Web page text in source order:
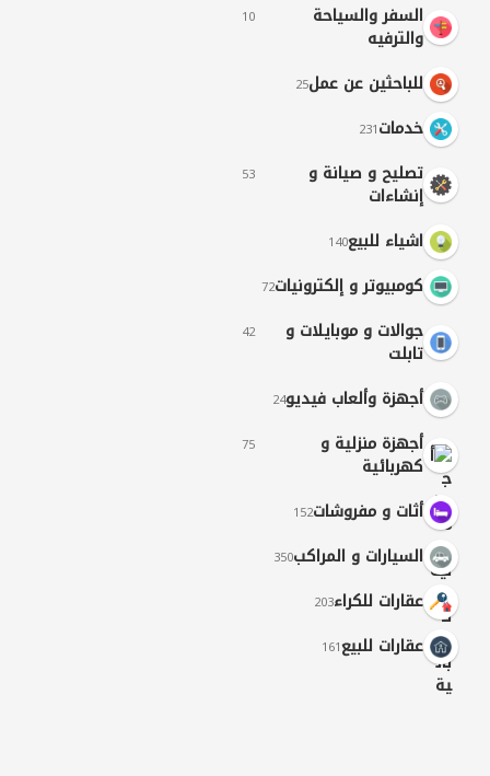
السفر والسياحة
والترفيه
10
للباحثين عن عمل25
خدمات231
تصليح و صيانة و
إنشاءات
53
اشياء للبيع140
كومبيوتر و إلكترونيات72
جوالات و موبايلات و
تابلت
42
أجهزة وألعاب فيديو24
أجهزة منزلية و
كهربائية
75
أثات و مفروشات152
السيارات و المراكب350
عقارات للكراء203
عقارات للبيع161